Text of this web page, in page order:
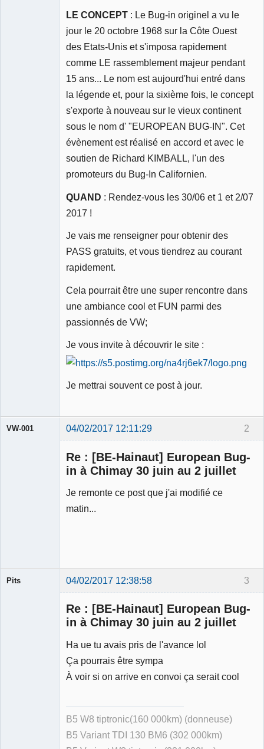
LE CONCEPT : Le Bug-in originel a vu le
jour le 20 octobre 1968 sur la Côte Ouest
des Etats-Unis et s'imposa rapidement
comme LE rassemblement majeur pendant
15 ans... Le nom est aujourd'hui entré dans
la légende et, pour la sixième fois, le concept
s'exporte à nouveau sur le vieux continent
sous le nom d' "EUROPEAN BUG-IN". Cet
évènement est réalisé en accord et avec le
soutien de Richard KIMBALL, l'un des
promoteurs du Bug-In Californien.
QUAND : Rendez-vous les 30/06 et 1 et 2/07
2017 !
Je vais me renseigner pour obtenir des
PASS gratuits, et vous tiendrez au courant
rapidement.
Cela pourrait être une super rencontre dans
une ambiance cool et FUN parmi des
passionnés de VW;
Je vous invite à découvrir le site :
Je mettrai souvent ce post à jour.
2
VW-001 04/02/2017 12:11:29
Re : [BE-Hainaut] European Bug-
in à Chimay 30 juin au 2 juillet
Je remonte ce post que j'ai modifié ce
matin...
3
Pits 04/02/2017 12:38:58
Re : [BE-Hainaut] European Bug-
in à Chimay 30 juin au 2 juillet
Ha ue tu avais pris de l'avance lol
Ça pourrais être sympa
À voir si on arrive en convoi ça serait cool
B5 W8 tiptronic(160 000km) (donneuse)
B5 Variant TDI 130 BM6 (302 000km)